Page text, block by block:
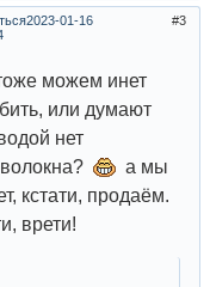
3
2023-01-16
можем инет
или думают
нет
а мы
кстати, продаём.
врети!